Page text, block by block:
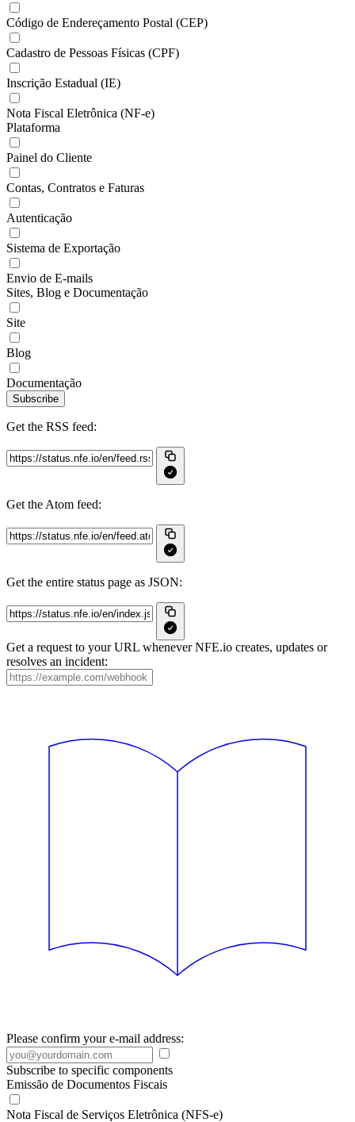
Código de Endereçamento Postal (CEP)
Cadastro de Pessoas Físicas (CPF)
Inscrição Estadual (IE)
Nota Fiscal Eletrônica (NF-e)
Plataforma
Painel do Cliente
Contas, Contratos e Faturas
Autenticação
Sistema de Exportação
Envio de E-mails
Sites, Blog e Documentação
Site
Blog
Documentação
Subscribe
Get the RSS feed:
Get the Atom feed:
Get the entire status page as JSON:
Get a request to your URL whenever NFE.io creates, updates or
resolves an incident:
Please confirm your e-mail address:
Subscribe to specific components
Emissão de Documentos Fiscais
Nota Fiscal de Serviços Eletrônica (NFS-e)